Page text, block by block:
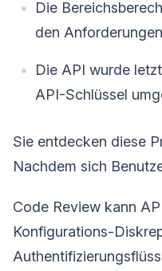
Die
den
Die API wurde
API-Schlüssel
Sie entdecken diese
Nachdem sich
Code Review kann
Konfigurations-